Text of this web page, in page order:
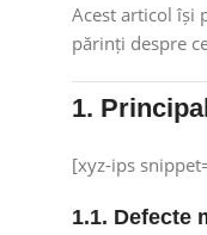
Acest articol își
părinți despre
1.
[xyz-ips
1.1. Defecte